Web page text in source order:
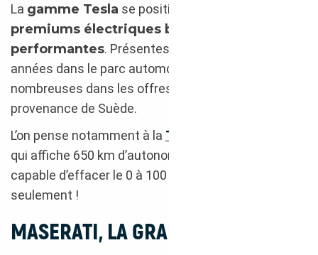
La gamme Tesla se positionne donc sur des
premiums électriques bien équipées et
performantes. Présentes depuis plusieurs
années dans le parc automobile, elle se retrouvent
nombreuses dans les offres d’occasion en
provenance de Suède.
L’on pense notamment à la Tesla Model S
qui affiche 650 km d’autonomie, mais qui est aussi
capable d’effacer le 0 à 100 km/h en 2,7 s
seulement !
MASERATI, LA GRANTURISMO A LE